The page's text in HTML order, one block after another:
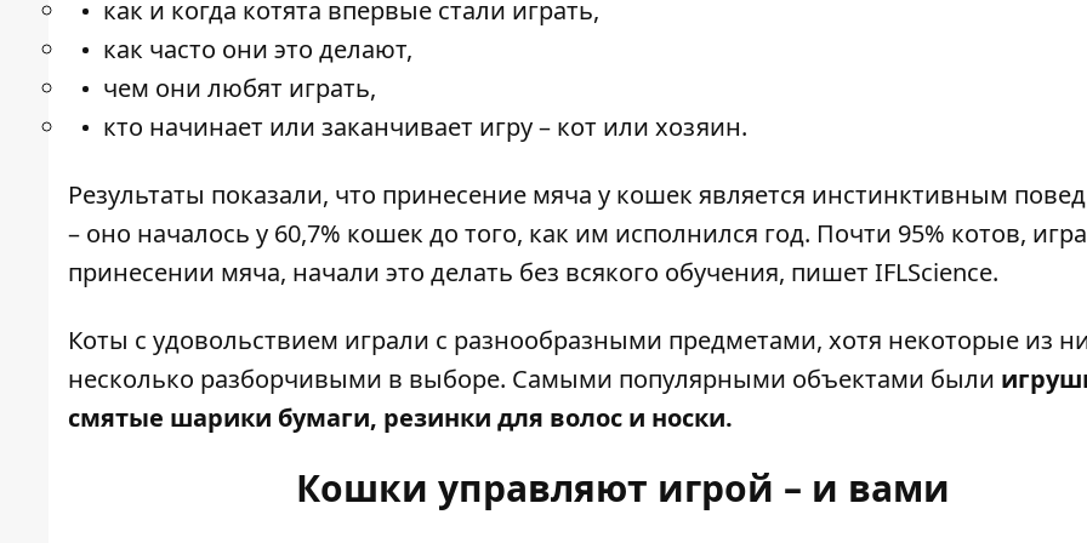
как и когда котята впервые стали играть,
как часто они это делают,
чем они любят играть,
кто начинает или заканчивает игру – кот или хозяин.
Результаты показали, что принесение мяча у кошек является инстинктивным
– оно началось у 60,7% кошек до того, как им исполнился год. Почти 95% котов,
принесении мяча, начали это делать без всякого обучения, пишет IFLScience.
Коты с удовольствием играли с разнообразными предметами, хотя некоторые из
несколько разборчивыми в выборе. Самыми популярными объектами были
смятые шарики бумаги, резинки для волос и носки.
Кошки управляют игрой – и вами